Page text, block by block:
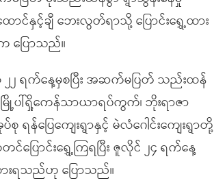
င်နှင့်ချီ ဘေးလွတ်ရာသို့ ပြောင်းရွှေ့ထား
ပြောသည်။
ရက်နေ့မှစပြီး အဆက်မပြတ် သည်းထန်
ြို့ပါ်ရှိ့ကေန်သာယာရပ်ကွက်၊ ဘိုးရာဇာ
ပြေကျေးရွာနှင့် မဲလံဂေါင်းကျေးရွာတို့
ပြောင်းရွှေ့ကြရပြီး ဇူလိုင် ၂၄ ရက်နေ့
းရသည်ဟု ပြောသည်။